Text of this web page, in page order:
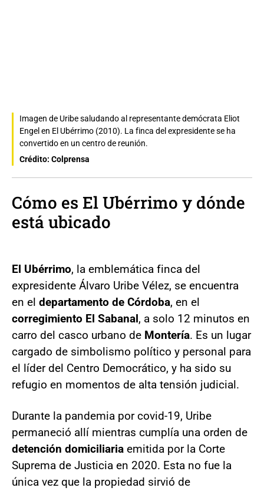
Imagen de Uribe saludando al representante demócrata Eliot
Engel en El Ubérrimo (2010). La finca del expresidente se ha
convertido en un centro de reunión.
Crédito: Colprensa
Cómo es El Ubérrimo y dónde
está ubicado
El Ubérrimo, la emblemática finca del
expresidente Álvaro Uribe Vélez, se encuentra
en el departamento de Córdoba, en el
corregimiento El Sabanal, a solo 12 minutos en
carro del casco urbano de Montería. Es un lugar
cargado de simbolismo político y personal para
el líder del Centro Democrático, y ha sido su
refugio en momentos de alta tensión judicial.
Durante la pandemia por covid-19, Uribe
permaneció allí mientras cumplía una orden de
detención domiciliaria emitida por la Corte
Suprema de Justicia en 2020. Esta no fue la
única vez que la propiedad sirvió de